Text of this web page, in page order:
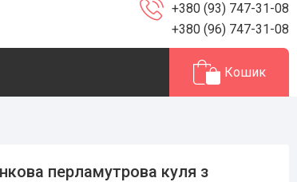
+380 (93) 747-31-08
+380 (96) 747-31-08
Кошик
перламутрова куля з